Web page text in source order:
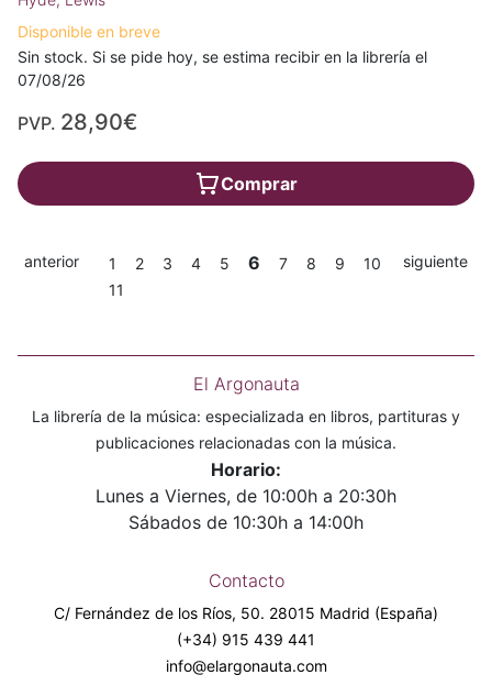
Disponible en breve
Sin stock. Si se pide hoy, se estima recibir en la librería el
07/08/26
PVP. 28,90€
Comprar
anterior 1 2 3 4 5 6 7 8 9
10
11
siguiente
El Argonauta
La librería de la música: especializada en libros, partituras y
publicaciones relacionadas con la música.
Horario:
Lunes a Viernes, de 10:00h a 20:30h
Sábados de 10:30h a 14:00h
Contacto
C/ Fernández de los Ríos, 50. 28015 Madrid (España)
(+34) 915 439 441
info@elargonauta.com